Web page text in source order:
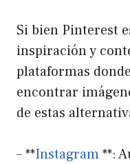
Si bien Pinterest
inspiración y
plataformas
encontrar
de estas
– **Instagram**: